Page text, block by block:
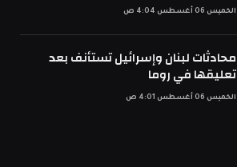
الخميس 06 أغسطس 4:04 ص
محادثات لبنان وإسرائيل تستأنف بعد
تعليقها في روما
الخميس 06 أغسطس 4:01 ص